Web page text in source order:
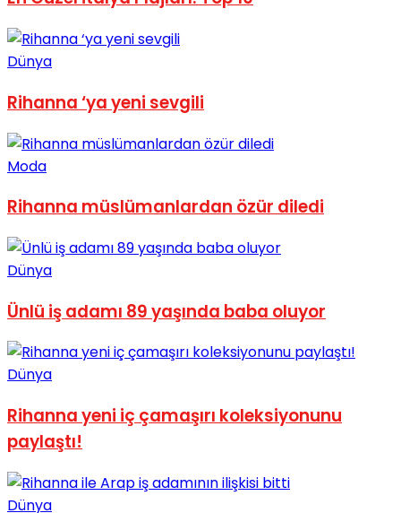
View All Result
Dünya
Rihanna ‘ya yeni sevgili
Moda
Rihanna müslümanlardan özür diledi
Dünya
Ünlü iş adamı 89 yaşında baba oluyor
Dünya
Rihanna yeni iç çamaşırı koleksiyonunu
paylaştı!
Dünya